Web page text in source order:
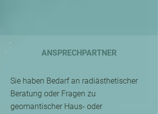
Sie haben Bedarf an radiästhetischer
Beratung oder Fragen zu
geomantischer Haus- oder
ANSPRECHPARTNER